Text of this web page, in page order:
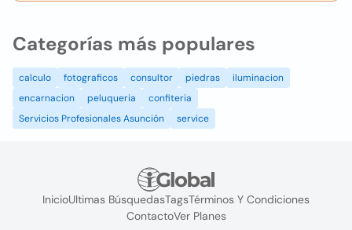
Categorías más populares
calculo fotograficos consultor piedras
iluminacion
encarnacion
peluqueria
confiteria
Servicios Profesionales Asunción
service
InicioUltimas BúsquedasTagsTérminos Y Condiciones
ContactoVer Planes